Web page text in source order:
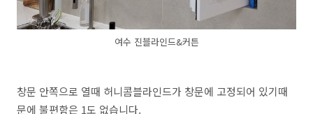
여수 진블라인드&커튼
창문 안쪽으로 열때 허니콤블라인드가 창문에 고정되어 있기때
문에 불편함은 1도 없습니다.